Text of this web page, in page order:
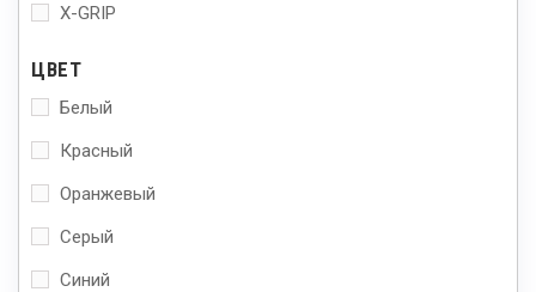
X-GRIP
ЦВЕТ
Белый
Красный
Оранжевый
Серый
Синий